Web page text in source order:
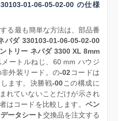
01-06-05-02-00 の仕様
る最も簡単な方法は、部品番
バダ 330103-01-06-05-02-00
トリー ネバダ 3300 XL 8mm
メートルねじ、60 mm ハウジ
外装リード。の-02 コードは
ます。決勝戦-00この構成に
れていないことだけが示され
はコードを比較します。 ベン
ータシート交換品を注文する